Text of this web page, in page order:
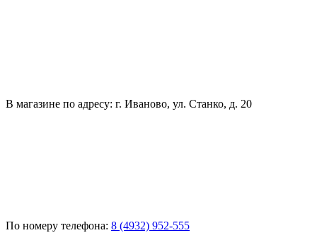
В магазине по адресу: г. Иваново, ул. Станко, д. 20
По номеру телефона: 8 (4932) 952-555